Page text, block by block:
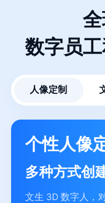
数字员
人像定制
个性人像
多种方式创
文生 3D 数字人，